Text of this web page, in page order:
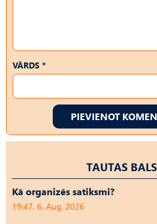
VĀRDS *
PIEVIENOT
TAUTAS
Kā organizēs satiksmi?
19:47, 6. Aug, 2026